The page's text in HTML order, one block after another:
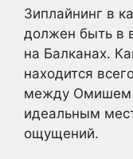
Зиплайнинг в
должен быть в
на Балканах.
находится
между Омишем
идеальным
ощущений.